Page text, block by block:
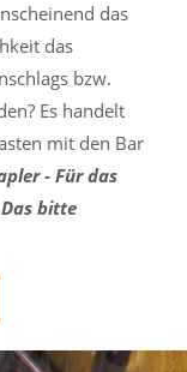
das
das
bzw.
Es handelt
mit den Bar
- Für das
bitte